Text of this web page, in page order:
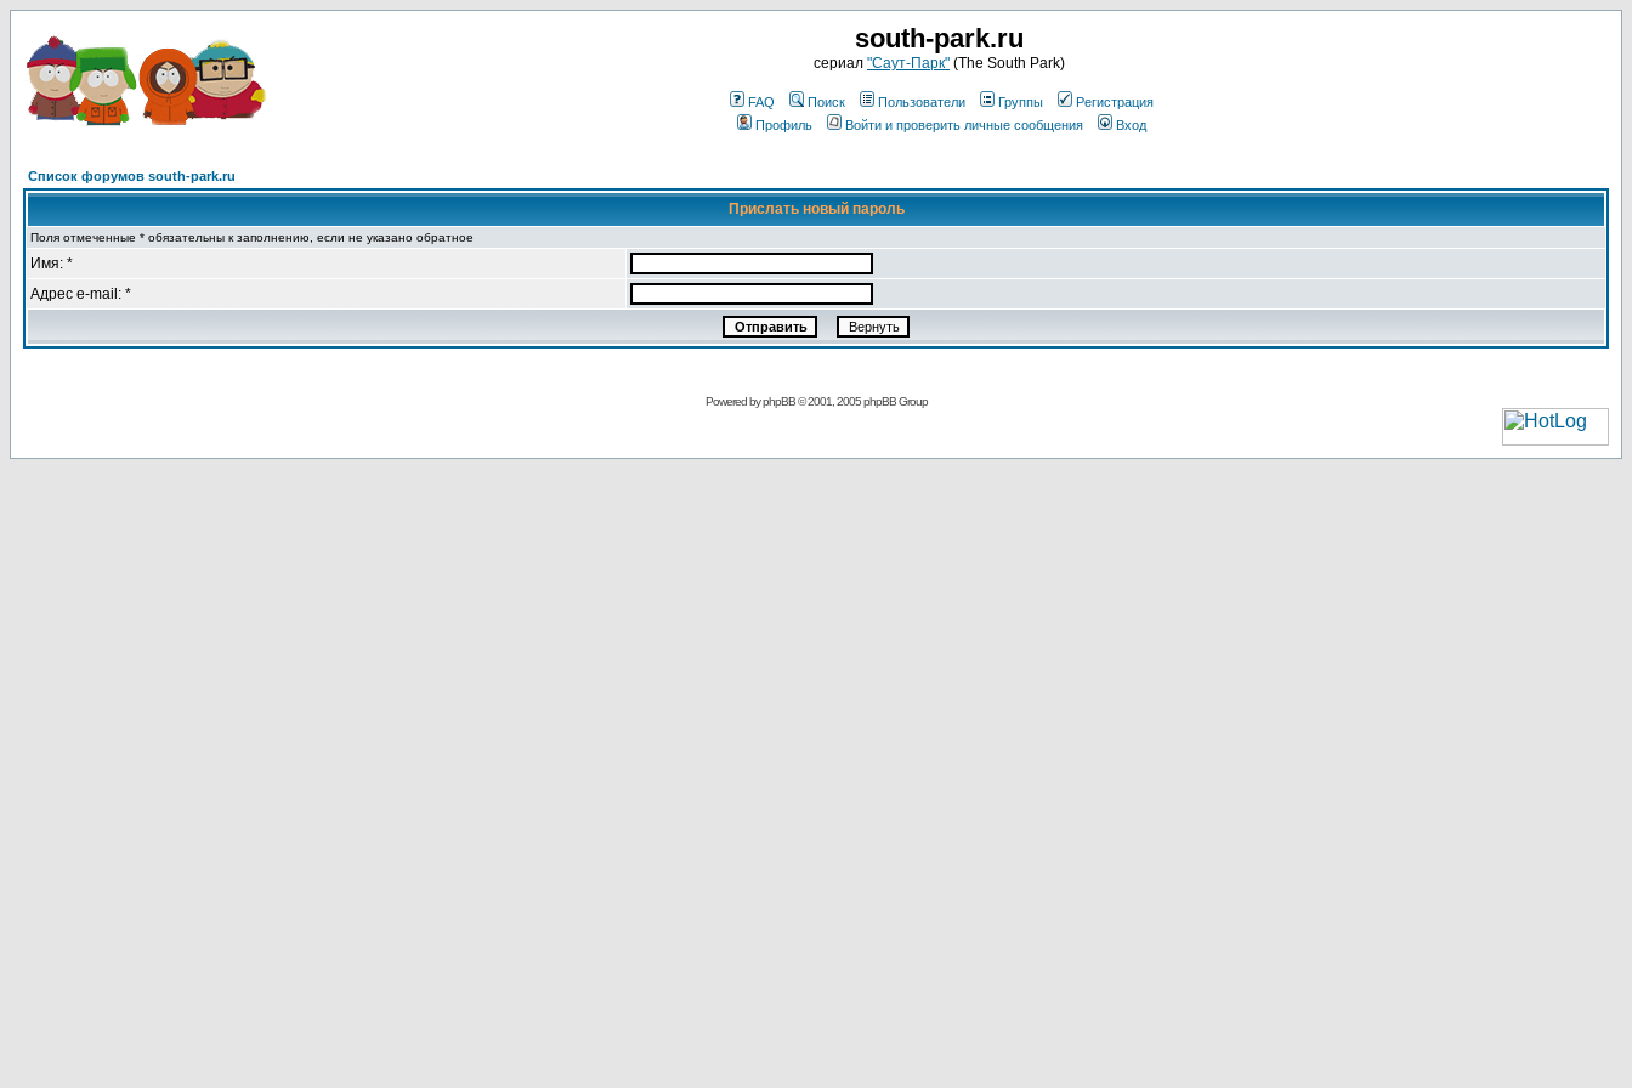
south-park.ru
сериал "Саут-Парк" (The South Park)
FAQ Поиск Пользователи Группы
Регистрация
Профиль
Войти и проверить личные сообщения Вход
Список форумов south-park.ru
Прислать новый пароль
Поля отмеченные * обязательны к заполнению, если не указано обратное
Имя: *
Адрес e-mail: *
Powered byphpBB© 2001, 2005 phpBB Group